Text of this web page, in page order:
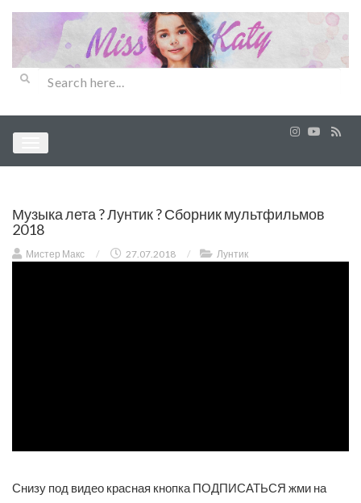
Музыка лета ? Лунтик ? Сборник мультфильмов
2018
Мистер Макс / 27.07.2018 / Лунтик
Снизу под видео красная кнопка ПОДПИСАТЬСЯ жми на